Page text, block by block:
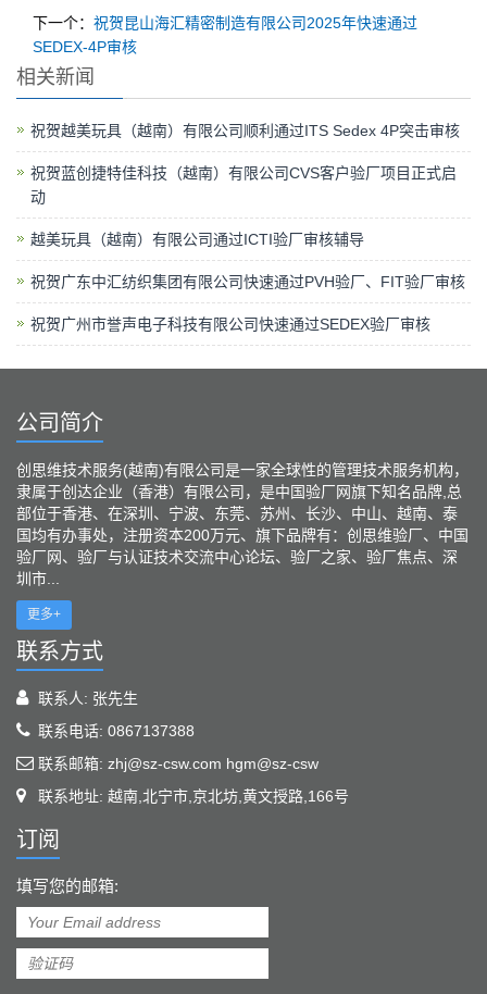
下一个： 祝贺昆山海汇精密制造有限公司2025年快速通过
SEDEX-4P审核
相关新闻
祝贺越美玩具（越南）有限公司顺利通过ITS Sedex 4P突击审核
祝贺蓝创捷特佳科技（越南）有限公司CVS客户验厂项目正式启
动
越美玩具（越南）有限公司通过ICTI验厂审核辅导
祝贺广东中汇纺织集团有限公司快速通过PVH验厂、FIT验厂审核
祝贺广州市誉声电子科技有限公司快速通过SEDEX验厂审核
公司简介
创思维技术服务(越南)有限公司是一家全球性的管理技术服务机构，
隶属于创达企业（香港）有限公司，是中国验厂网旗下知名品牌,总
部位于香港、在深圳、宁波、东莞、苏州、长沙、中山、越南、泰
国均有办事处，注册资本200万元、旗下品牌有：创思维验厂、中国
验厂网、验厂与认证技术交流中心论坛、验厂之家、验厂焦点、深
圳市...
更多+
联系方式
联系人: 张先生
联系电话: 0867137388
联系邮箱: zhj@sz-csw.com hgm@sz-csw
联系地址: 越南,北宁市,京北坊,黄文授路,166号
订阅
填写您的邮箱: